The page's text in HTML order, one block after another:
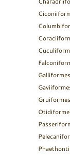
Galliformes
Gruiformes